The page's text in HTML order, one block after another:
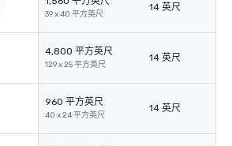
39 x 40 平方英尺
14 英尺
4,800 平方英尺
129 x 25 平方英尺
14 英尺
960 平方英尺
40 x 24 平方英尺
14 英尺